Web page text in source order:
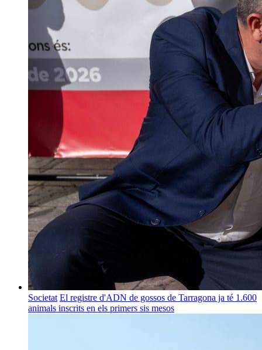
Societat El registre d'ADN de gossos de Tarragona ja té 1.600
animals inscrits en els primers sis mesos